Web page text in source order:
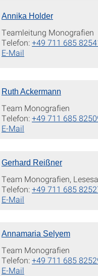
Annika Holder
Teamleitung Monografien
Telefon:+49 711 685
E-Mail
Ruth Ackermann
Team Monografien
Telefon:+49 711 685
E-Mail
Gerhard Reißner
Team Monografien,
Telefon:+49 711 685
E-Mail
Annamaria Selyem
Team Monografien
Telefon:+49 711 685
E-Mail